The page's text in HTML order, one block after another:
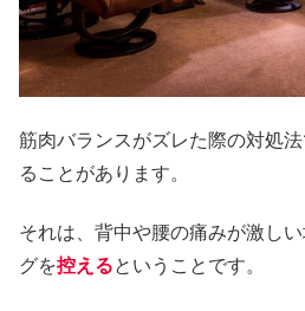
筋肉バランスがズレた際の対処
ることがあります。
それは、背中や腰の痛みが激し
グを控えるということです。